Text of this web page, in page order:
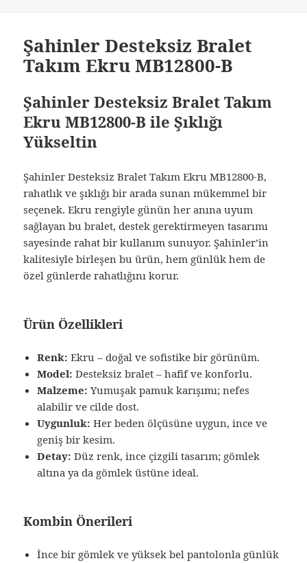
Şahinler Desteksiz Bralet
Takım Ekru MB12800-B
Şahinler Desteksiz Bralet Takım
Ekru MB12800-B ile Şıklığı
Yükseltin
Şahinler Desteksiz Bralet Takım Ekru MB12800-B,
rahatlık ve şıklığı bir arada sunan mükemmel bir
seçenek. Ekru rengiyle günün her anına uyum
sağlayan bu bralet, destek gerektirmeyen tasarımı
sayesinde rahat bir kullanım sunuyor. Şahinler’in
kalitesiyle birleşen bu ürün, hem günlük hem de
özel günlerde rahatlığını korur.
Ürün Özellikleri
Renk: Ekru – doğal ve sofistike bir görünüm.
Model: Desteksiz bralet – hafif ve konforlu.
Malzeme: Yumuşak pamuk karışımı; nefes
alabilir ve cilde dost.
Uygunluk: Her beden ölçüsüne uygun, ince ve
geniş bir kesim.
Detay: Düz renk, ince çizgili tasarım; gömlek
altına ya da gömlek üstüne ideal.
Kombin Önerileri
İnce bir gömlek ve yüksek bel pantolonla günlük